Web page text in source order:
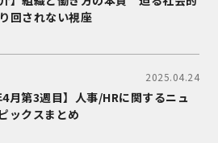
回されない視座
2025.04.24
4月第3週目】人事/HRに関するニュ
ックスまとめ